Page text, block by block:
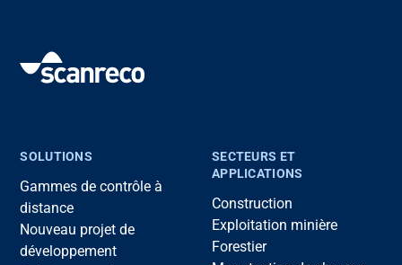
SOLUTIONS
Gammes de contrôle à
distance
Nouveau projet de
développement
SECTEURS ET
APPLICATIONS
Construction
Exploitation minière
Forestier